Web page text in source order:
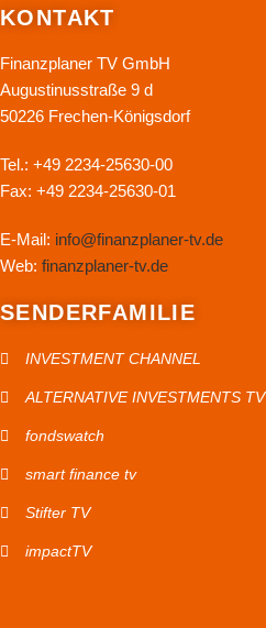
KONTAKT
Finanzplaner TV GmbH
Augustinusstraße 9 d
50226 Frechen-Königsdorf
Tel.: +49 2234-25630-00
Fax: +49 2234-25630-01
E-Mail: info@finanzplaner-tv.de
Web: finanzplaner-tv.de
SENDERFAMILIE
INVESTMENT CHANNEL
ALTERNATIVE INVESTMENTS TV
fondswatch
smart finance tv
Stifter TV
impactTV